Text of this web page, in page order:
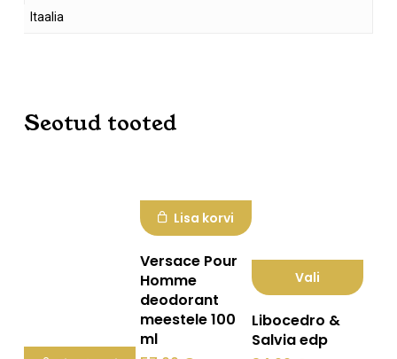
Itaalia
Seotud tooted
Lisa korvi
Versace Pour
Homme
deodorant
meestele 100
ml
Vali
tootel
Libocedro &
Salvia edp